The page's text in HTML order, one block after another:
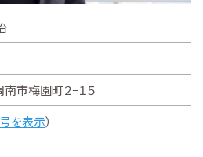
市梅園町２−１５
を表示）